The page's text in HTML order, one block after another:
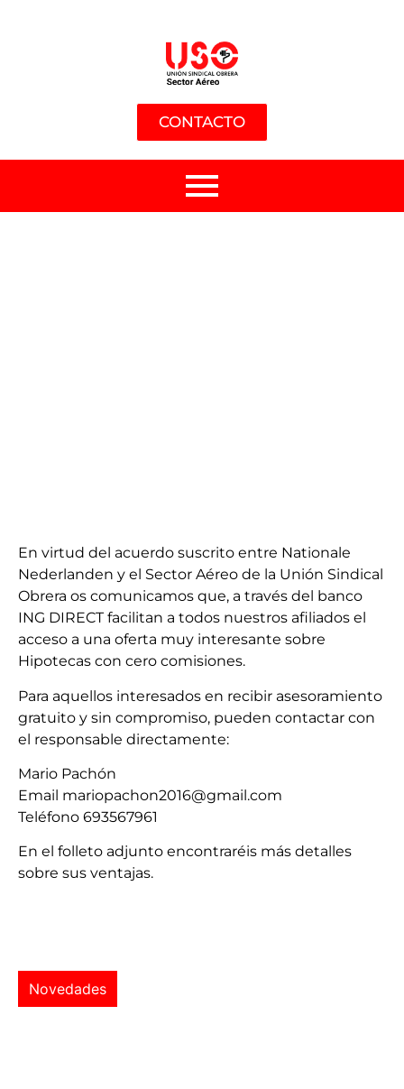
CONTACTO
En virtud del acuerdo suscrito entre Nationale
Nederlanden y el Sector Aéreo de la Unión Sindical
Obrera os comunicamos que, a través del banco
ING DIRECT facilitan a todos nuestros afiliados el
acceso a una oferta muy interesante sobre
Hipotecas con cero comisiones.
Para aquellos interesados en recibir asesoramiento
gratuito y sin compromiso, pueden contactar con
el responsable directamente:
Mario Pachón
Email mariopachon2016@gmail.com
Teléfono 693567961
En el folleto adjunto encontraréis más detalles
sobre sus ventajas.
Novedades